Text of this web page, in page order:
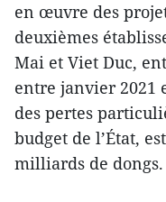
en œuvre des
deuxièmes
Mai et Viet Duc,
entre janvier 2021
des pertes
budget de l’État,
milliards de dongs.